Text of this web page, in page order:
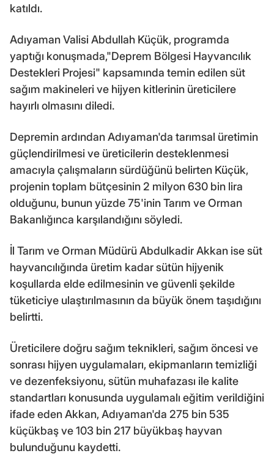
katıldı.
Adıyaman Valisi Abdullah Küçük, programda
yaptığı konuşmada,"Deprem Bölgesi Hayvancılık
Destekleri Projesi" kapsamında temin edilen süt
sağım makineleri ve hijyen kitlerinin üreticilere
hayırlı olmasını diledi.
Depremin ardından Adıyaman'da tarımsal üretimin
güçlendirilmesi ve üreticilerin desteklenmesi
amacıyla çalışmaların sürdüğünü belirten Küçük,
projenin toplam bütçesinin 2 milyon 630 bin lira
olduğunu, bunun yüzde 75'inin Tarım ve Orman
Bakanlığınca karşılandığını söyledi.
İl Tarım ve Orman Müdürü Abdulkadir Akkan ise süt
hayvancılığında üretim kadar sütün hijyenik
koşullarda elde edilmesinin ve güvenli şekilde
tüketiciye ulaştırılmasının da büyük önem taşıdığını
belirtti.
Üreticilere doğru sağım teknikleri, sağım öncesi ve
sonrası hijyen uygulamaları, ekipmanların temizliği
ve dezenfeksiyonu, sütün muhafazası ile kalite
standartları konusunda uygulamalı eğitim verildiğini
ifade eden Akkan, Adıyaman'da 275 bin 535
küçükbaş ve 103 bin 217 büyükbaş hayvan
bulunduğunu kaydetti.